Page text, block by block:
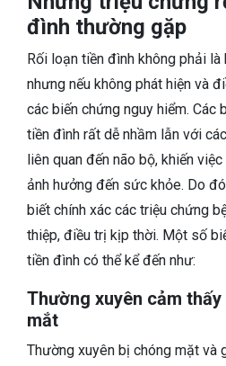
đình thường gặp
Rối loạn tiền đình không phải là
nhưng nếu không phát hiện và
các biến chứng nguy hiểm. Các
tiền đình rất dễ nhầm lẫn với
liên quan đến não bộ, khiến
ảnh hưởng đến sức khỏe. Do
biết chính xác các triệu chứng
thiệp, điều trị kịp thời. Một số
tiền đình có thể kể đến như:
Thường xuyên cảm
mắt
Thường xuyên bị chóng mặt và